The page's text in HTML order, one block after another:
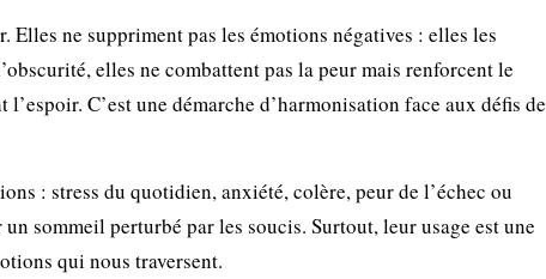
ne suppriment pas les émotions négatives : elles les
elles ne combattent pas la peur mais renforcent le
C’est une démarche d’harmonisation face aux défis de
: stress du quotidien, anxiété, colère, peur de l’échec ou
sommeil perturbé par les soucis. Surtout, leur usage est une
qui nous traversent.